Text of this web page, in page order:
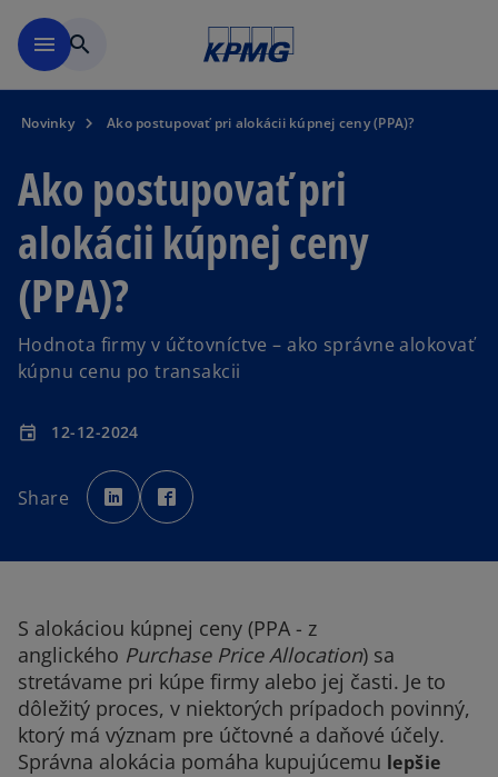
menu search
Novinky Ako postupovať pri alokácii kúpnej ceny (PPA)?
Ako postupovať pri
alokácii kúpnej ceny
(PPA)?
Hodnota firmy v účtovníctve – ako správne alokovať
kúpnu cenu po transakcii
event 12-12-2024
Share
o
p
e
n
t
a
b
p
e
a
b
S alokáciou kúpnej ceny (PPA - z
anglického Purchase Price Allocation) sa
stretávame pri kúpe firmy alebo jej časti. Je to
dôležitý proces, v niektorých prípadoch povinný,
ktorý má význam pre účtovné a daňové účely.
Správna alokácia pomáha kupujúcemu lepšie